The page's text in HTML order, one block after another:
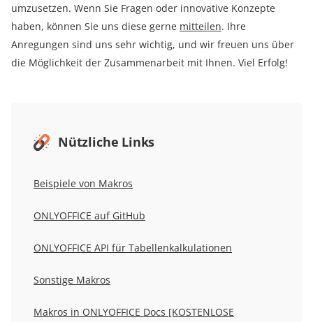
umzusetzen. Wenn Sie Fragen oder innovative Konzepte
haben, können Sie uns diese gerne mitteilen. Ihre
Anregungen sind uns sehr wichtig, und wir freuen uns über
die Möglichkeit der Zusammenarbeit mit Ihnen. Viel Erfolg!
Nützliche Links
Beispiele von Makros
ONLYOFFICE auf GitHub
ONLYOFFICE API für Tabellenkalkulationen
Sonstige Makros
Makros in ONLYOFFICE Docs [KOSTENLOSE